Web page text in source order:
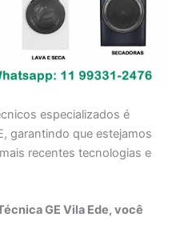
especializados é
garantindo que estejamos
recentes tecnologias e
GE Vila Ede, você